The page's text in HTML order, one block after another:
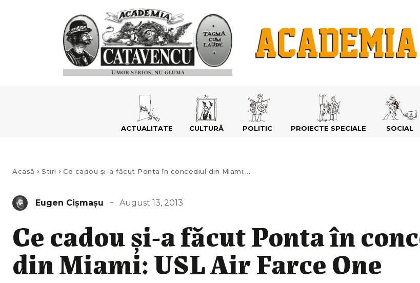
ACTUALITATE CULTURĂ POLITIC PROIECTE SPECIALE SOCIAL
Acasă Stiri Ce cadou şi-a făcut Ponta în concediul din Miami:...
Eugen Cișmașu August 13, 2013
Ce cadou şi-a făcut Ponta în
din Miami: USL Air Farce One